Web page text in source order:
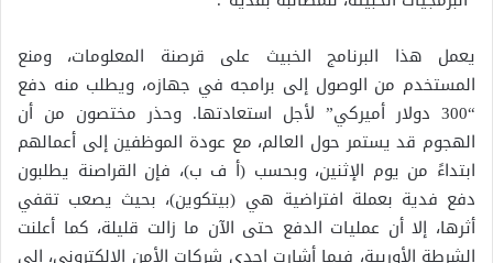
يعمل هذا البرنامج الخبيث على قرصنة المعلومات، ومنع
المستخدم من الوصول إلى برامجه في جهازه، ويطلب منه دفع
“300 دولار أميركي” لأجل استعادتها. وحذر مختصون من أن
الهجوم قد يستمر حول العالم، مع عودة الموظفين إلى أعمالهم
ابتداءً من يوم الإثنين، وبحسب (أ ف ب)، فإن القراصنة يطلبون
دفع فدية بعملة افتراضية هي (بيتكوين)، بحيث يصعب تقفي
أثرها، إلا أن عمليات الدفع حتى الآن ما زالت قليلة، كما أعلنت
الشرطة الأوربية، فيما أشارت إحدى شركات الأمن الإلكتروني، إلى